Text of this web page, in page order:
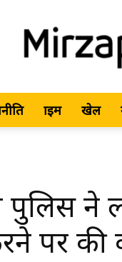
क्राइम खेल
ने
पर की